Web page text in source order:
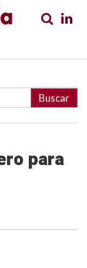
para